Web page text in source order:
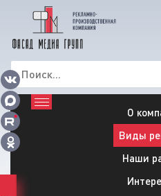
О
Виды
Наши